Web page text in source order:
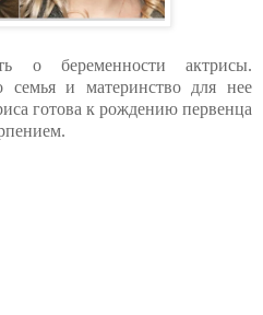
о беременности актрисы.
семья и материнство для нее
готова к рождению первенца